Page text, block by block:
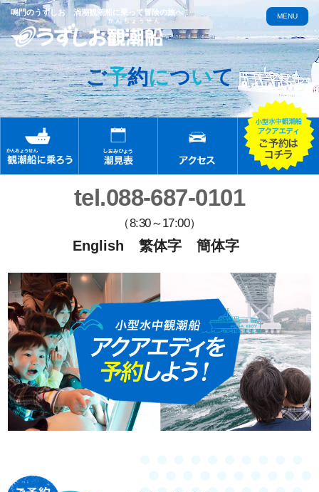
鳴門のうずしお 渦潮観潮船に乗って冒険の旅へ！
tel.088-687-0101
（8:30～17:00）
English 繁体字 簡体字
MENU
ご予約について